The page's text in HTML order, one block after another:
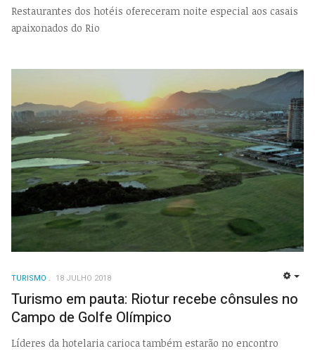
Restaurantes dos hotéis ofereceram noite especial aos casais
apaixonados do Rio
TURISMO 18 JULHO 2018
Turismo em pauta: Riotur recebe cônsules no
Campo de Golfe Olímpico
Líderes da hotelaria carioca também estarão no encontro